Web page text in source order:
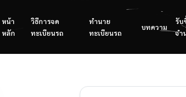
หน้า
หลัก
วิธีการจด
ทะเบียนรถ
ทำนาย
ทะเบียนรถ
บทความ
รับ
จำ